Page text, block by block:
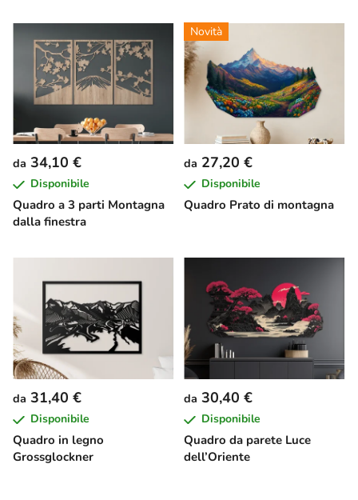
Quadro a 3 parti Montagna
dalla finestra
da 34,10 €
Disponibile
Novità
Quadro Prato di montagna
da 27,20 €
Disponibile
Quadro in legno
Grossglockner
da 31,40 €
Disponibile
Quadro da parete Luce
dell’Oriente
da 30,40 €
Disponibile